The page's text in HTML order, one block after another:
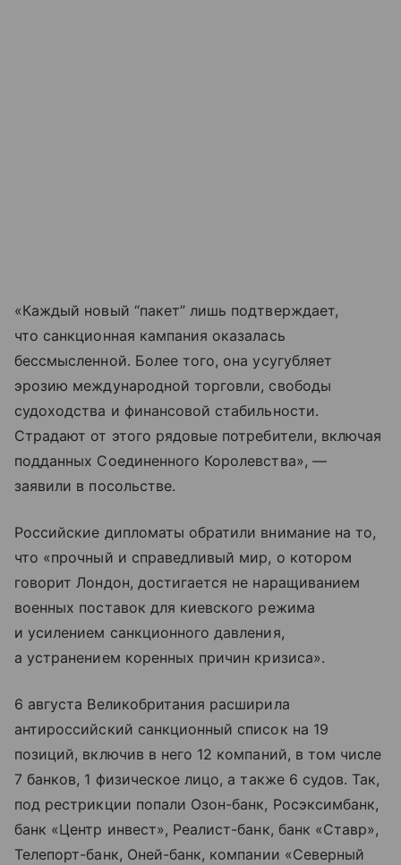
«Каждый новый “пакет” лишь подтверждает,
что санкционная кампания оказалась
бессмысленной. Более того, она усугубляет
эрозию международной торговли, свободы
судоходства и финансовой стабильности.
Страдают от этого рядовые потребители, включая
подданных Соединенного Королевства», —
заявили в посольстве.
Российские дипломаты обратили внимание на то,
что «прочный и справедливый мир, о котором
говорит Лондон, достигается не наращиванием
военных поставок для киевского режима
и усилением санкционного давления,
а устранением коренных причин кризиса».
6 августа Великобритания расширила
антироссийский санкционный список на 19
позиций, включив в него 12 компаний, в том числе
7 банков, 1 физическое лицо, а также 6 судов. Так,
под рестрикции попали Озон-банк, Росэксимбанк,
банк «Центр инвест», Реалист-банк, банк «Ставр»,
Телепорт-банк, Оней-банк, компании «Северный